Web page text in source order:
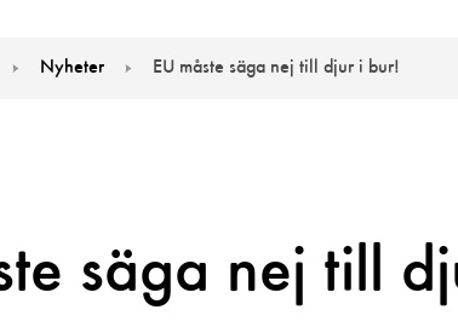
Nyheter EU måste säga nej till djur i bur!
säga nej till